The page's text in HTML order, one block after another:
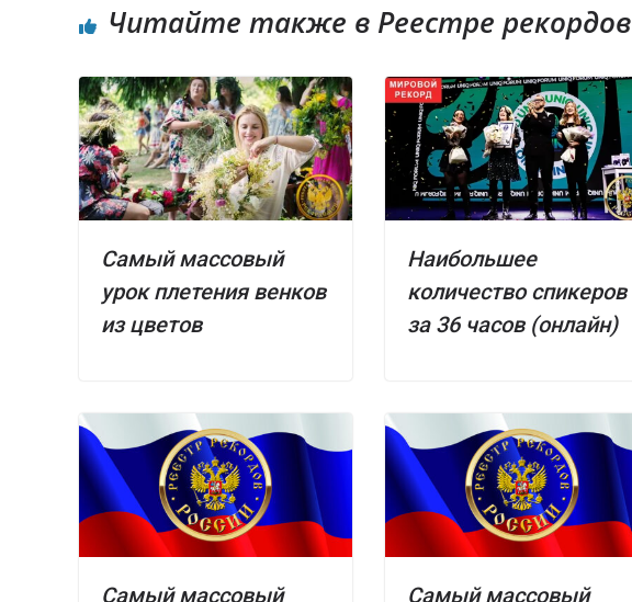
Читайте также в Реестре рекордов
Самый массовый
урок плетения венков
из цветов
Наибольшее
количество спикеров
за 36 часов (онлайн)
Самый массовый
Самый массовый